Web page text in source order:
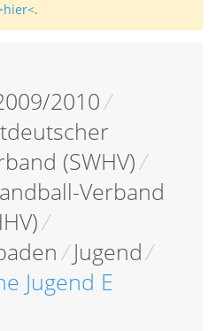
.
2010/
(SWHV)/
Verband
/
/ Jugend/
Jugend E